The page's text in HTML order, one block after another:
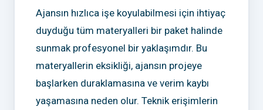
Ajansın hızlıca işe koyulabilmesi için ihtiyaç
duyduğu tüm materyalleri bir paket halinde
sunmak profesyonel bir yaklaşımdır. Bu
materyallerin eksikliği, ajansın projeye
başlarken duraklamasına ve verim kaybı
yaşamasına neden olur. Teknik erişimlerin